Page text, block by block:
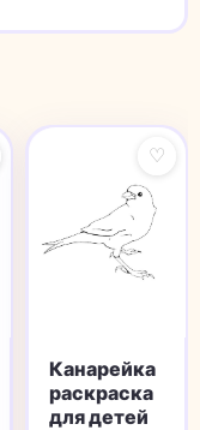
♡
Канарейка
раскраска
для детей